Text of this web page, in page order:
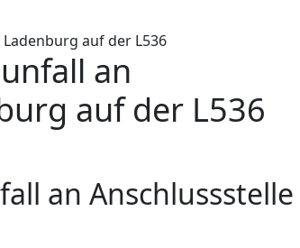
an
auf der L536
an Anschlussstelle